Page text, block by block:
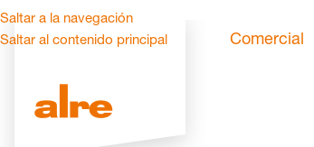
Saltar a la navegación
Saltar al contenido principal
Comercial